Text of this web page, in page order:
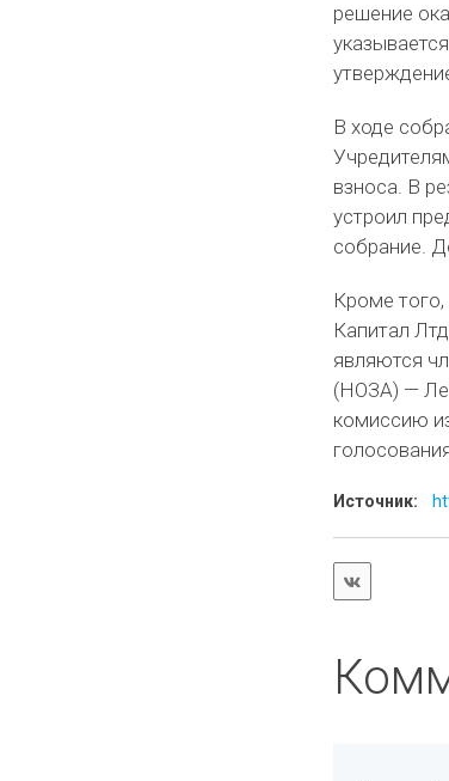
решение
В ходе
взноса. В
устроил
собрание.
Кроме
Капитал
являются
(НОЗА) —
комиссию
Источник: